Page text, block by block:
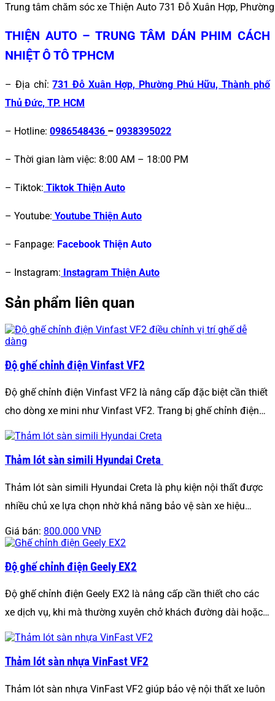
Trung tâm chăm sóc xe Thiện Auto 731 Đỗ Xuân Hợp,
THIỆN AUTO – TRUNG TÂM DÁN PHIM CÁCH
NHIỆT Ô TÔ TPHCM
– Địa chỉ:731 Đỗ Xuân Hợp, Phường Phú Hữu, Thành phố
Thủ Đức, TP. HCM
– Hotline: 0986548436 – 0938395022
– Thời gian làm việc: 8:00 AM – 18:00 PM
– Tiktok: Tiktok Thiện Auto
– Youtube: Youtube Thiện Auto
– Fanpage: Facebook Thiện Auto
– Instagram: Instagram Thiện Auto
Sản phẩm liên quan
Độ ghế chỉnh điện Vinfast VF2
Độ ghế chỉnh điện Vinfast VF2 là nâng cấp đặc biệt cần thiết
cho dòng xe mini như Vinfast VF2. Trang bị ghế chỉnh điện…
Thảm lót sàn simili Hyundai Creta
Thảm lót sàn simili Hyundai Creta là phụ kiện nội thất được
nhiều chủ xe lựa chọn nhờ khả năng bảo vệ sàn xe hiệu…
Giá bán: 800.000 VNĐ
Độ ghế chỉnh điện Geely EX2
Độ ghế chỉnh điện Geely EX2 là nâng cấp cần thiết cho các
xe dịch vụ, khi mà thường xuyên chở khách đường dài hoặc…
Thảm lót sàn nhựa VinFast VF2
Thảm lót sàn nhựa VinFast VF2 giúp bảo vệ nội thất xe luôn